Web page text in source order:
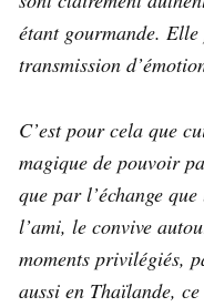
étant gourmande.
transmission
C’est pour cela que
magique de pouvoir
que par l’échange
l’ami, le convive
moments privilégiés,
aussi en Thaïlande,